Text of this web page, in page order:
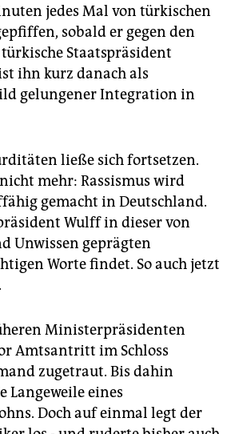
jedes Mal von türkischen
sobald er gegen den
Staatspräsident
ihn kurz danach als
gelungener Integration in
ließe sich fortsetzen.
mehr: Rassismus wird
gemacht in Deutschland.
Wulff in dieser von
Unwissen geprägten
Worte findet. So auch jetzt
Ministerpräsidenten
Amtsantritt im Schloss
zugetraut. Bis dahin
Langeweile eines
Doch auf einmal legt der